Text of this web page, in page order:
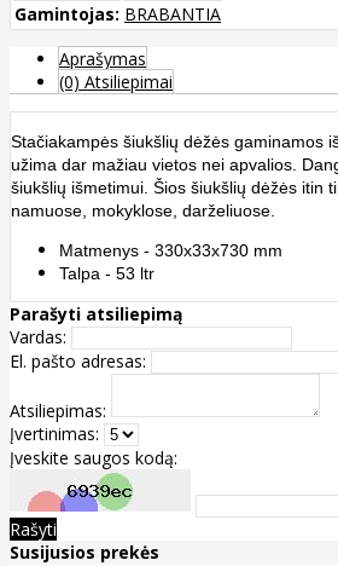
Gamintojas: BRABANTIA
Aprašymas
(0) Atsiliepimai
Stačiakampės šiukšlių dėžės gaminamos
užima dar mažiau vietos nei apvalios.
šiukšlių išmetimui. Šios šiukšlių dėžės itin
namuose, mokyklose, darželiuose.
Matmenys - 330x33x730 mm
Talpa - 53 ltr
Parašyti atsiliepimą
Vardas:
El. pašto adresas:
Atsiliepimas:
Įvertinimas:
Įveskite saugos kodą:
Rašyti
Susijusios prekės